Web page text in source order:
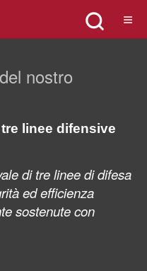
nostro
linee difensive
di tre linee di difesa
ed efficienza
sostenute con